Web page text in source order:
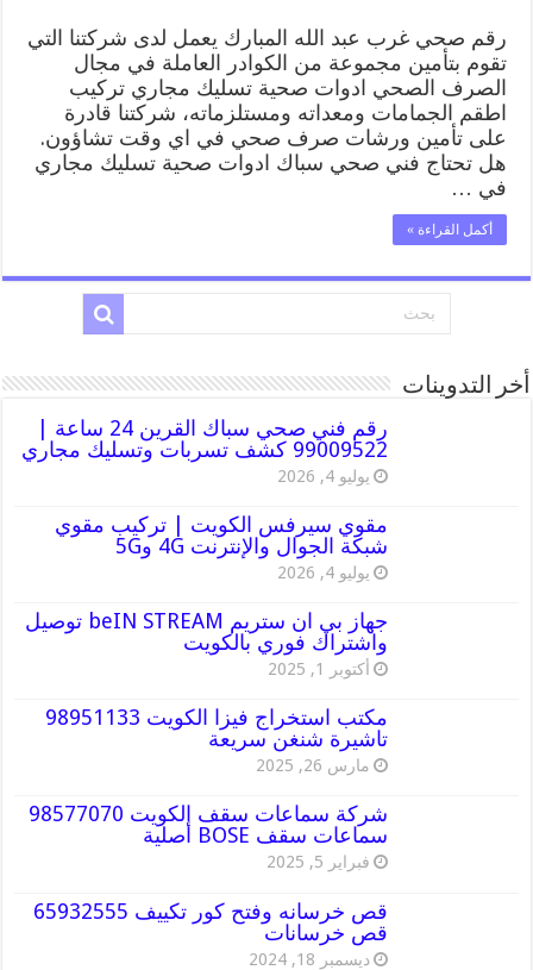
عبد
الله
المبارك
مغلقة
رقم صحي غرب عبد الله المبارك يعمل لدى شركتنا التي
تقوم بتأمين مجموعة من الكوادر العاملة في مجال
الصرف الصحي ادوات صحية تسليك مجاري تركيب
اطقم الجمامات ومعداته ومستلزماته، شركتنا قادرة
على تأمين ورشات صرف صحي في اي وقت تشاؤون.
هل تحتاج فني صحي سباك ادوات صحية تسليك مجاري
في …
أكمل القراءة »
أخر التدوينات
رقم فني صحي سباك القرين 24 ساعة |
99009522 كشف تسربات وتسليك مجاري
يوليو 4, 2026
مقوي سيرفس الكويت | تركيب مقوي
شبكة الجوال والإنترنت 4G و5G
يوليو 4, 2026
جهاز بي ان ستريم beIN STREAM توصيل
واشتراك فوري بالكويت
أكتوبر 1, 2025
مكتب استخراج فيزا الكويت 98951133
تاشيرة شنغن سريعة
مارس 26, 2025
شركة سماعات سقف الكويت 98577070
سماعات سقف BOSE أصلية
فبراير 5, 2025
قص خرسانه وفتح كور تكييف 65932555
قص خرسانات
ديسمبر 18, 2024